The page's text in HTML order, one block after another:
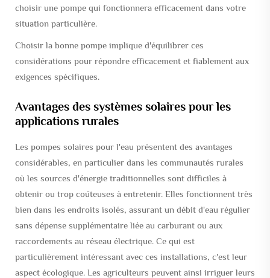
choisir une pompe qui fonctionnera efficacement dans votre
situation particulière.
Choisir la bonne pompe implique d'équilibrer ces
considérations pour répondre efficacement et fiablement aux
exigences spécifiques.
Avantages des systèmes solaires pour les
applications rurales
Les pompes solaires pour l'eau présentent des avantages
considérables, en particulier dans les communautés rurales
où les sources d'énergie traditionnelles sont difficiles à
obtenir ou trop coûteuses à entretenir. Elles fonctionnent très
bien dans les endroits isolés, assurant un débit d'eau régulier
sans dépense supplémentaire liée au carburant ou aux
raccordements au réseau électrique. Ce qui est
particulièrement intéressant avec ces installations, c'est leur
aspect écologique. Les agriculteurs peuvent ainsi irriguer leurs